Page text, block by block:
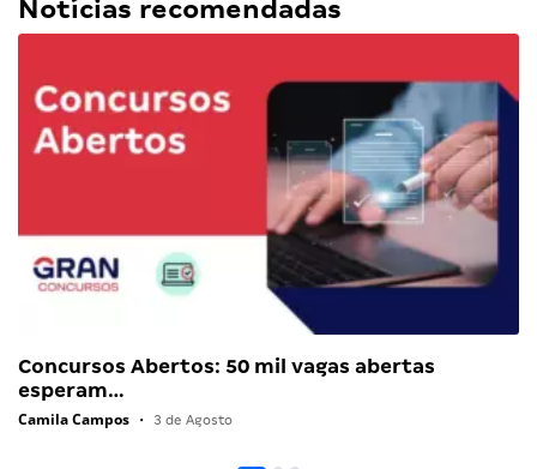
Notícias recomendadas
Concursos Abertos: 50 mil vagas abertas
esperam…
Camila Campos • 3 de Agosto